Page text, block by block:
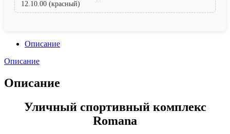
12.10.00 (красный)
Описание
Описание
Описание
Уличный спортивный комплекс
Romana